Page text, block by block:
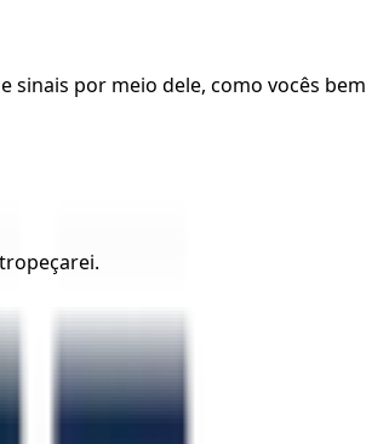
sinais por meio dele, como vocês bem